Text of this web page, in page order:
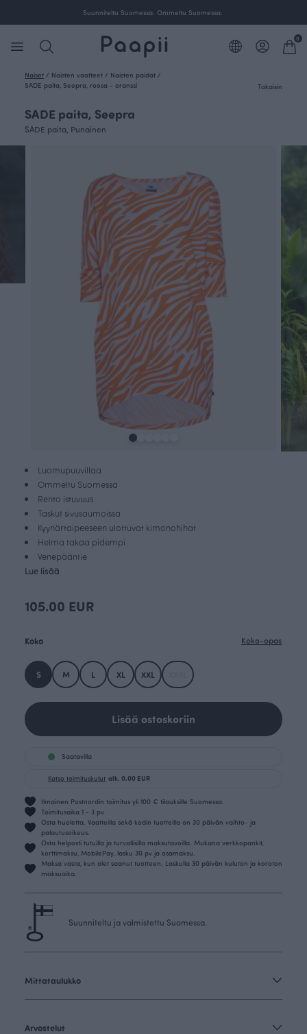
Suunniteltu Suomessa. Ommeltu Suomessa.
0
Naiset / Naisten vaatteet / Naisten paidat /
SADE paita, Seepra, roosa - oranssi
Takaisin
SADE paita, Seepra
SADE paita, Punainen
Luomupuuvillaa
Ommeltu Suomessa
Rento istuvuus
Taskut sivusaumoissa
Kyynärtaipeeseen ulottuvat kimonohihat
Helma takaa pidempi
Venepääntie
Lue lisää
105.00 EUR
Koko Koko-opas
S M L XL XXL
Lisää ostoskoriin
Saatavilla
Katso toimituskulut alk. 0.00 EUR
Ilmainen Postnordin toimitus yli 100 € tilauksille Suomessa.
Toimitusaika 1 - 3 pv
Osta huoletta. Vaatteilla sekä kodin tuotteilla on 30 päivän vaihto- ja
palautusoikeus.
Osta helposti tutuilla ja turvallisilla maksutavoilla. Mukana verkkopankit,
korttimaksu, MobilePay, lasku 30 pv ja osamaksu.
Maksa vasta, kun olet saanut tuotteen. Laskulla 30 päivän kuluton ja koroton
maksuaika.
Suunniteltu ja valmistettu Suomessa.
Mittataulukko
Arvostelut